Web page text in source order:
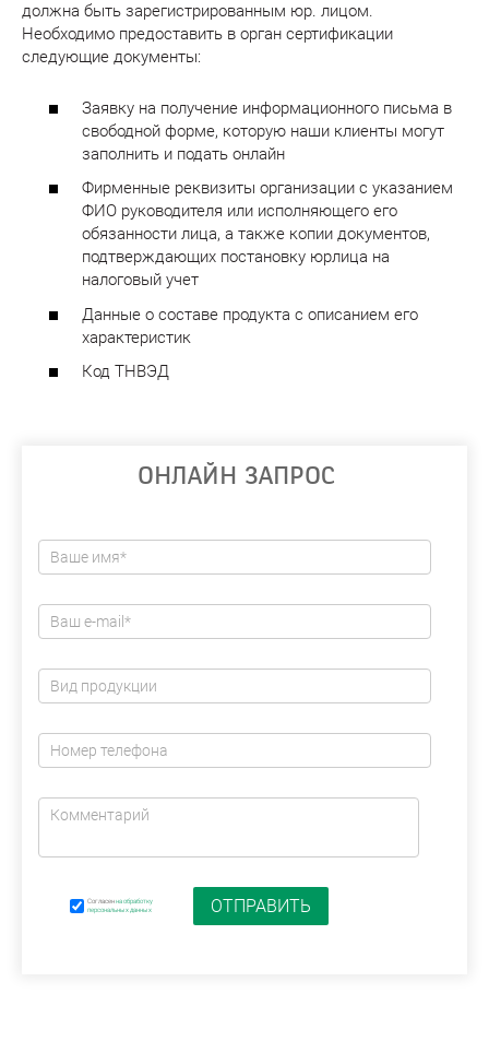
должна быть зарегистрированным юр. лицом.
Необходимо предоставить в орган сертификации
следующие документы:
Заявку на получение информационного письма в
свободной форме, которую наши клиенты могут
заполнить и подать онлайн
Фирменные реквизиты организации с указанием
ФИО руководителя или исполняющего его
обязанности лица, а также копии документов,
подтверждающих постановку юрлица на
налоговый учет
Данные о составе продукта с описанием его
характеристик
Код ТНВЭД
ОНЛАЙН ЗАПРОС
Согласенна обработку
персональных данных